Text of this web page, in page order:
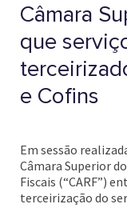
Câmara
que
e Cofins
Em sessão
Câmara Superior
Fiscais (“CARF”)
terceirização do